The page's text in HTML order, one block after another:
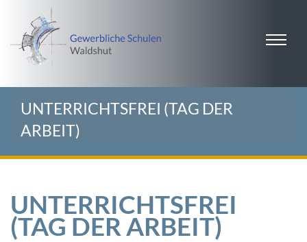
UNTERRICHTSFREI (TAG DER
ARBEIT)
UNTERRICHTSFREI
(TAG DER ARBEIT)